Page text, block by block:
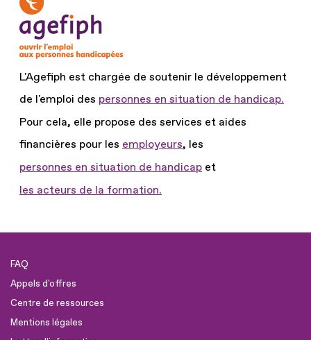
L'Agefiph est chargée de soutenir le développement
de l'emploi des personnes en situation de handicap.
Pour cela, elle propose des services et aides
financières pour les employeurs, les
personnes en situation de handicap et
les acteurs de la formation.
FAQ
Appels d'offres
Centre de ressources
Mentions légales